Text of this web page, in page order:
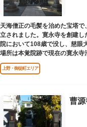
天海僧正の毛髪を治めた宝塔
立されました。寛永寺を創建
院において108歳で没し、慈眼
場所は本覚院跡で現在の寛永寺
上野・御徒町エリア
曹源